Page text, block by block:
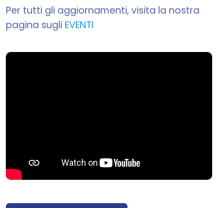
Per tutti gli aggiornamenti, visita la nostra
pagina sugli EVENTI